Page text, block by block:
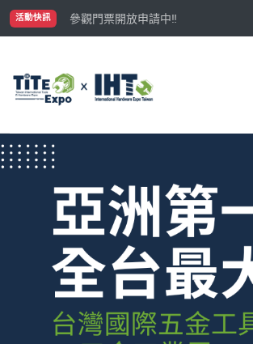
活動快訊
參觀門票開放申請中‼️
最大規模台灣五金展TiTE x IHT，